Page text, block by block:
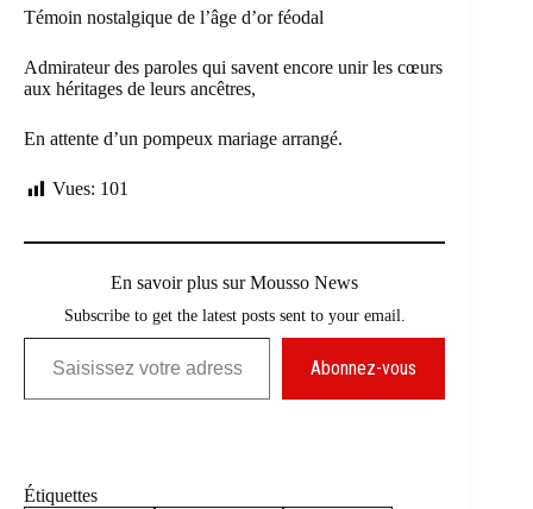
Témoin nostalgique de l’âge d’or féodal
Admirateur des paroles qui savent encore unir les cœurs
aux héritages de leurs ancêtres,
En attente d’un pompeux mariage arrangé.
Vues: 101
En savoir plus sur Mousso News
Subscribe to get the latest posts sent to your email.
Saisissez votre adresse e-mail…
Abonnez-vous
Étiquettes